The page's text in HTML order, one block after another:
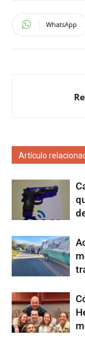
WhatsApp
Artículo